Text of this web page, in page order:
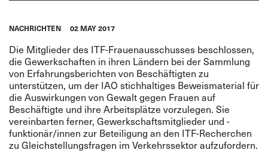
NACHRICHTEN 02 MAY 2017
Die Mitglieder des ITF-Frauenausschusses beschlossen,
die Gewerkschaften in ihren Ländern bei der Sammlung
von Erfahrungsberichten von Beschäftigten zu
unterstützen, um der IAO stichhaltiges Beweismaterial für
die Auswirkungen von Gewalt gegen Frauen auf
Beschäftigte und ihre Arbeitsplätze vorzulegen. Sie
vereinbarten ferner, Gewerkschaftsmitglieder und -
funktionär/innen zur Beteiligung an den ITF-Recherchen
zu Gleichstellungsfragen im Verkehrssektor aufzufordern.